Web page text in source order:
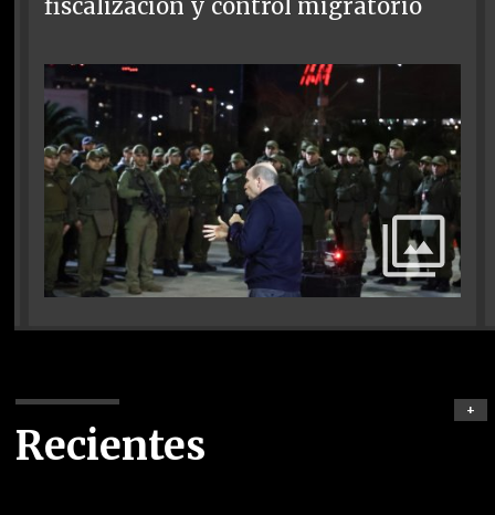
fiscalización y control migratorio
Recientes
+